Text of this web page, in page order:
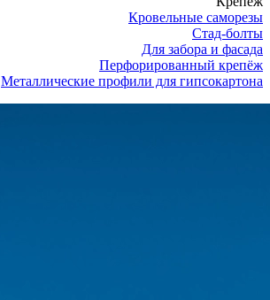
Кровельные саморезы
Стад-болты
Для забора и фасада
Перфорированный крепёж
Металлические профили для гипсокартона